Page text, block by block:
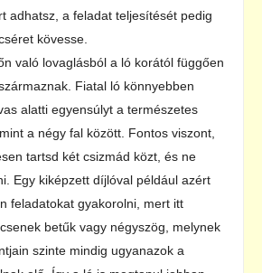
adhatsz, a feladat teljesítését pedig
kövesse.
való lovaglásból a ló korától függően
Fiatal ló könnyebben
alatti egyensúlyt a természetes
a négy fal között. Fontos viszont,
tartsd két csizmád közt, és ne
Egy kiképzett díjlóval például azért
feladatokat gyakorolni, mert itt
betűk vagy négyszög, melynek
szinte mindig ugyanazok a